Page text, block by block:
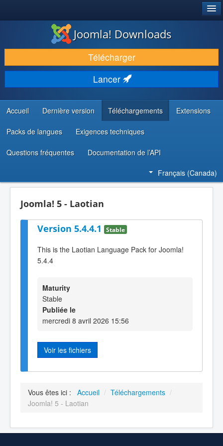
TÉLÉCHARGER & ENRICHIR
DÉCOUVRIR & APPRENDRE
COMMUNAUTÉ & SUPPORT
RESSOURCES DÉVELOPPEURS
Joomla! Downloads
Télécharger
Lancer
Accueil Dernière version Téléchargements Extensions
Packs de langues Exigences techniques
Questions fréquentes Documentation de l’API
Français (Canada)
Joomla! 5 - Laotian
Version 5.4.4.1 Stable
This is the Laotian Language Pack for Joomla!
5.4.4
Maturity
Stable
Publiée le
mercredi 8 avril 2026 15:56
Voir les fichiers
Vous êtes ici : Accueil / Téléchargements /
Joomla! 5 - Laotian